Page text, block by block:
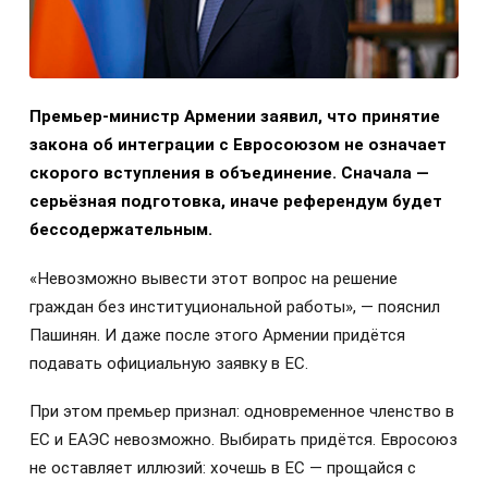
Премьер-министр Армении заявил, что принятие
закона об интеграции с Евросоюзом не означает
скорого вступления в объединение. Сначала —
серьёзная подготовка, иначе референдум будет
бессодержательным.
«Невозможно вывести этот вопрос на решение
граждан без институциональной работы», — пояснил
Пашинян. И даже после этого Армении придётся
подавать официальную заявку в ЕС.
При этом премьер признал: одновременное членство в
ЕС и ЕАЭС невозможно. Выбирать придётся. Евросоюз
не оставляет иллюзий: хочешь в ЕС — прощайся с